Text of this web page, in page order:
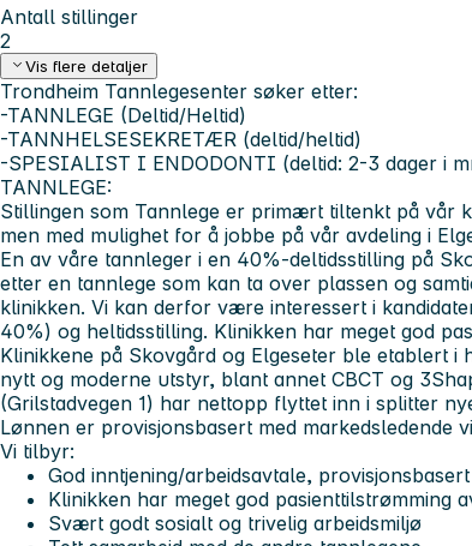
Antall stillinger
2
Vis flere detaljer
Trondheim Tannlegesenter søker etter:
-TANNLEGE (Deltid/Heltid)
-TANNHELSESEKRETÆR (deltid/heltid)
-SPESIALIST I ENDODONTI (deltid: 2-3 dager i
TANNLEGE:
Stillingen som Tannlege er primært tiltenkt på vår
men med mulighet for å jobbe på vår avdeling i
En av våre tannleger i en 40%-deltidsstilling på
etter en tannlege som kan ta over plassen og
klinikken. Vi kan derfor være interessert i
40%) og heltidsstilling. Klinikken har meget god
Klinikkene på Skovgård og Elgeseter ble etablert
nytt og moderne utstyr, blant annet CBCT og
(Grilstadvegen 1) har nettopp flyttet inn i splitter
Lønnen er provisjonsbasert med markedsledende
Vi tilbyr:
God inntjening/arbeidsavtale,
Klinikken har meget god pasienttilstrømming
Svært godt sosialt og trivelig arbeidsmiljø